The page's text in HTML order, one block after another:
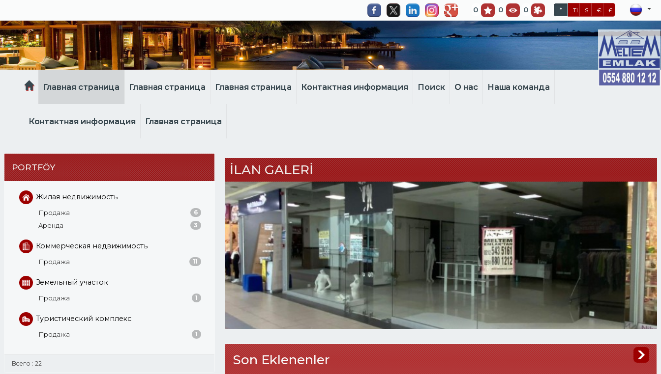
0 0 0 * TL $ € £
Главная страница Главная страница Главная страница Контактная информация Поиск О нас Наша команда
Контактная информация Главная страница
PORTFÖY
Жилая недвижимость
Продажа 6
Аренда 3
Коммерческая недвижимость
Продажа 11
Земельный участок
Продажа 1
Туристический комплекс
Продажа 1
Всего : 22
İLAN GALERİ
Son Eklenenler